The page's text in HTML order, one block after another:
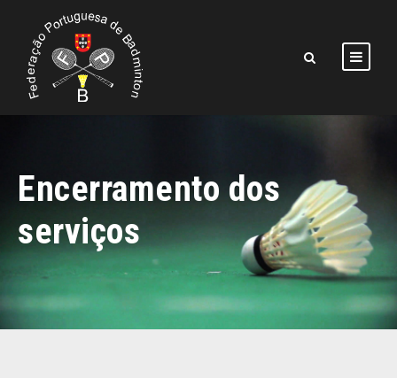
Encerramento dos
serviços